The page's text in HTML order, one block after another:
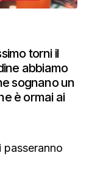
torni il
abbiamo
sognano un
è ormai ai
passeranno